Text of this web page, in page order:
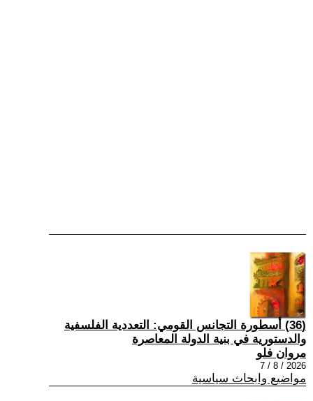
(36) أسطورة التجانس القومي: التعددية الفلسفية
والدستورية في بنية الدولة المعاصرة
مروان فلو
2026 / 8 / 7
مواضيع وابحاث سياسية